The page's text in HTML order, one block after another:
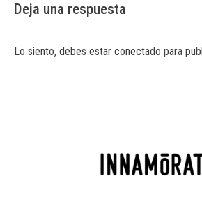
Deja una respuesta
Lo siento, debes estar conectado para